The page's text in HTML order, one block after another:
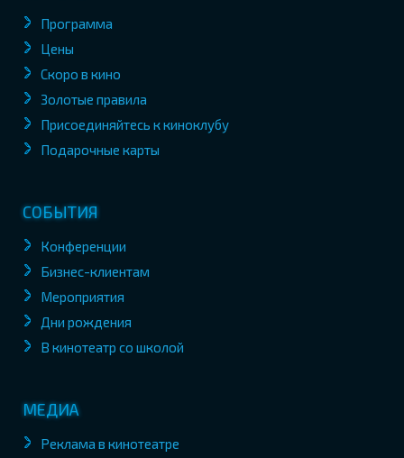
Программа
Цены
Скоро в кино
Золотые правила
Присоединяйтесь к киноклубу
Подарочные карты
СОБЫТИЯ
Конференции
Бизнес-клиентам
Мероприятия
Дни рождения
В кинотеатр со школой
МЕДИА
Реклама в кинотеатре